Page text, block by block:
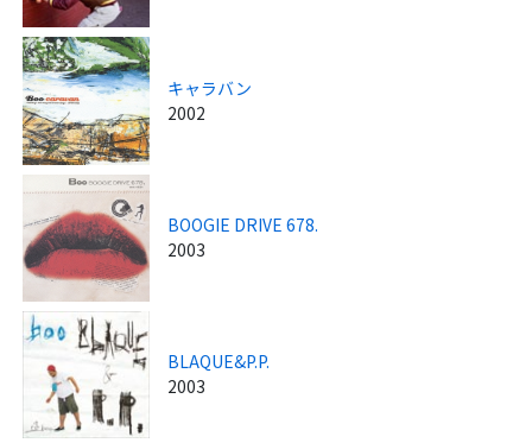
キャラバン
2002
BOOGIE DRIVE 678.
2003
BLAQUE&P.P.
2003